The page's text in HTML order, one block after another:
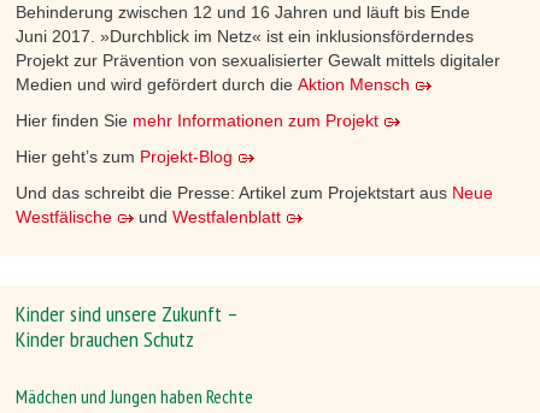
Behinderung zwischen 12 und 16 Jahren und läuft bis Ende
Juni 2017. »Durchblick im Netz« ist ein inklusionsförderndes
Projekt zur Prävention von sexualisierter Gewalt mittels digitaler
Medien und wird gefördert durch die Aktion Mensch
Hier finden Sie mehr Informationen zum Projekt
Hier geht’s zum Projekt-Blog
Und das schreibt die Presse: Artikel zum Projektstart aus Neue
Westfälische
und Westfalenblatt
Kinder sind unsere Zukunft –
Kinder brauchen Schutz
Mädchen und Jungen haben Rechte